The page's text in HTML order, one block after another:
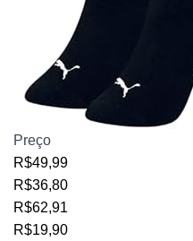
Preço
R$49,99
R$36,80
R$62,91
R$19,90